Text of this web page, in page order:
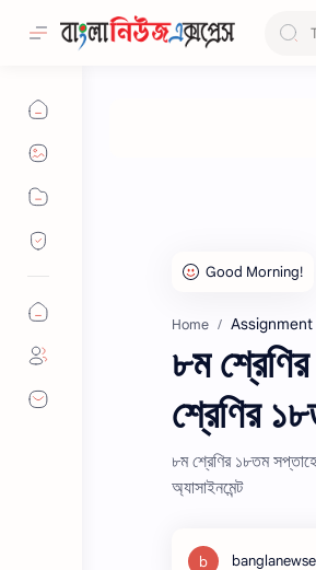
Home Assignment
৮ম
শ্রেণির
৮ম শ্রেণির ১৮তম
অ্যাসাইনমেন্ট